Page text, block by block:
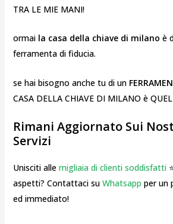
TRA LE MIE MANI!
ormai la casa della chiave di milano è
ferramenta di fiducia.
se hai bisogno anche tu di un
CASA DELLA CHIAVE DI MILANO è
Rimani Aggiornato Sui
Servizi
Unisciti alle migliaia di clienti soddisfatti
aspetti? Contattaci su Whatsapp per un
ed immediato!